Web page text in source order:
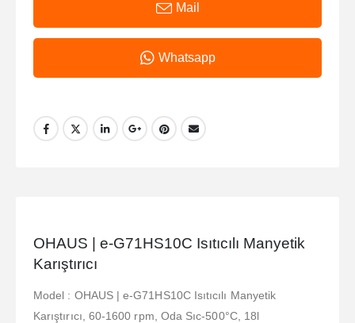
Mail
Whatsapp
OHAUS | e-G71HS10C Isıtıcılı Manyetik
Karıştırıcı
Model : OHAUS | e-G71HS10C Isıtıcılı Manyetik
Karıştırıcı, 60-1600 rpm, Oda Sıc-500°C, 18l